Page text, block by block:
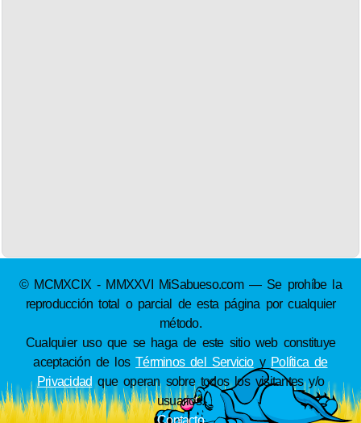
© MCMXCIX - MMXXVI MiSabueso.com — Se prohíbe la
reproducción total o parcial de esta página por cualquier
método.
Cualquier uso que se haga de este sitio web constituye
aceptación de losTérminos del Servicioy Política de
Privacidad que operan sobre todos los visitantes y/o
usuarios.
Contacto